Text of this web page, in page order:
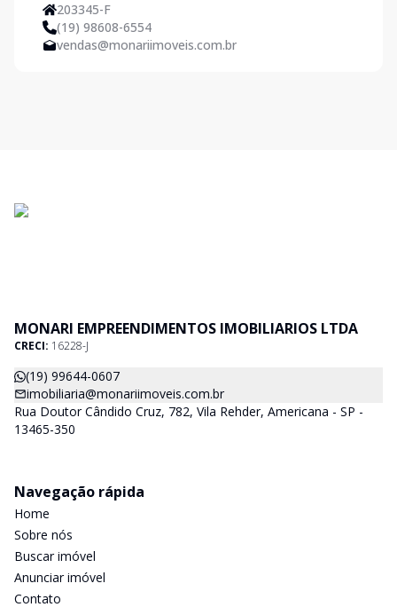
203345-F
(19) 98608-6554
vendas@monariimoveis.com.br
MONARI EMPREENDIMENTOS IMOBILIARIOS LTDA
CRECI: 16228-J
(19) 99644-0607
imobiliaria@monariimoveis.com.br
Rua Doutor Cândido Cruz, 782, Vila Rehder, Americana - SP -
13465-350
Navegação rápida
Home
Sobre nós
Buscar imóvel
Anunciar imóvel
Contato